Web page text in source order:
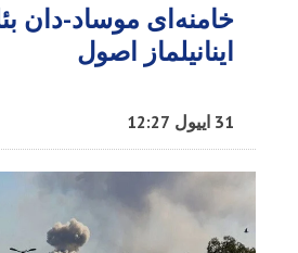
خامنه‌ای موساد-دان
اینانیلماز اصول
31 اییول 12:27